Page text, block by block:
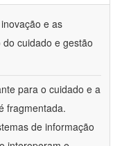
e as
cuidado e gestão
para o cuidado e a
fragmentada.
de informação